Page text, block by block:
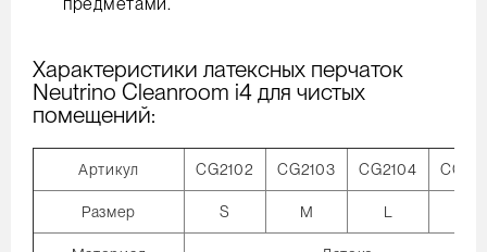
Характеристики латексных перчаток
Neutrino Cleanroom i4 для чистых
помещений:
Артикул CG2102 CG2103 CG2104
Размер S M L